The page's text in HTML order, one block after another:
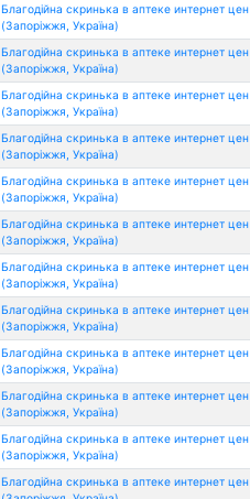
Благодійна скринька в аптеке интернет
(Запоріжжя, Україна)
Благодійна скринька в аптеке интернет
(Запоріжжя, Україна)
Благодійна скринька в аптеке интернет
(Запоріжжя, Україна)
Благодійна скринька в аптеке интернет
(Запоріжжя, Україна)
Благодійна скринька в аптеке интернет
(Запоріжжя, Україна)
Благодійна скринька в аптеке интернет
(Запоріжжя, Україна)
Благодійна скринька в аптеке интернет
(Запоріжжя, Україна)
Благодійна скринька в аптеке интернет
(Запоріжжя, Україна)
Благодійна скринька в аптеке интернет
(Запоріжжя, Україна)
Благодійна скринька в аптеке интернет
(Запоріжжя, Україна)
Благодійна скринька в аптеке интернет
(Запоріжжя, Україна)
Благодійна скринька в аптеке интернет